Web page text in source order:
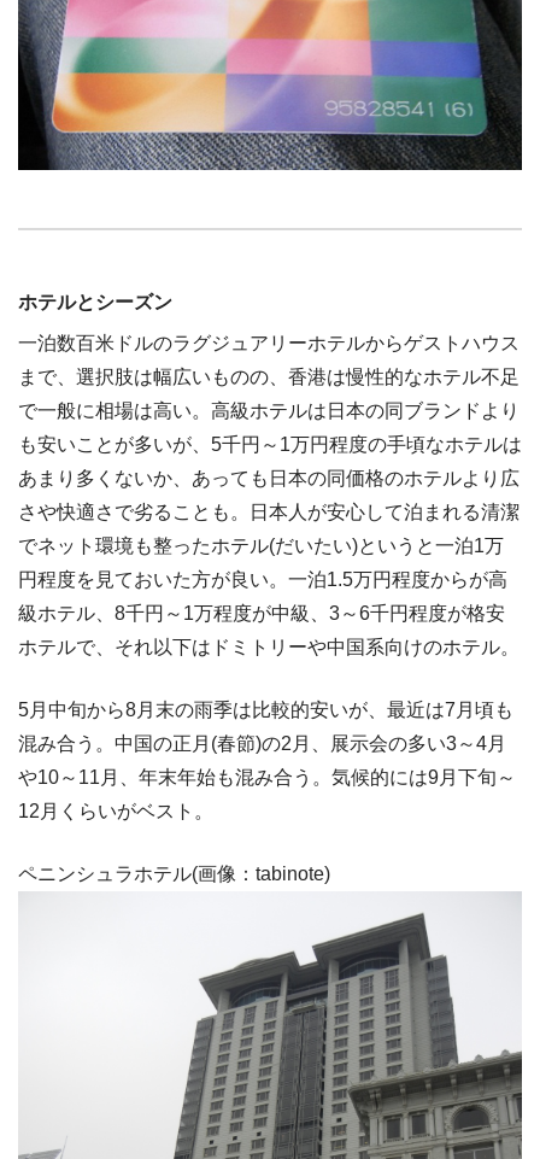
ホテルとシーズン
一泊数百米ドルのラグジュアリーホテルからゲストハウス
まで、選択肢は幅広いものの、香港は慢性的なホテル不足
で一般に相場は高い。高級ホテルは日本の同ブランドより
も安いことが多いが、5千円～1万円程度の手頃なホテルは
あまり多くないか、あっても日本の同価格のホテルより広
さや快適さで劣ることも。日本人が安心して泊まれる清潔
でネット環境も整ったホテル(だいたい)というと一泊1万
円程度を見ておいた方が良い。一泊1.5万円程度からが高
級ホテル、8千円～1万程度が中級、3～6千円程度が格安
ホテルで、それ以下はドミトリーや中国系向けのホテル。
5月中旬から8月末の雨季は比較的安いが、最近は7月頃も
混み合う。中国の正月(春節)の2月、展示会の多い3～4月
や10～11月、年末年始も混み合う。気候的には9月下旬～
12月くらいがベスト。
ペニンシュラホテル(画像：tabinote)